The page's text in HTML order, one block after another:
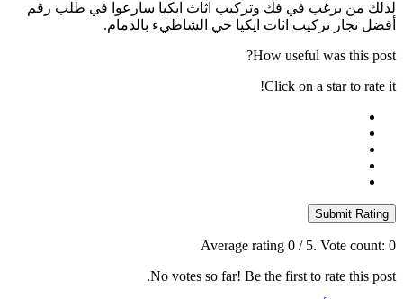
لذلك من يرغب في فك وتركيب اثاث ايكيا سارعوا في طلب رقم
أفضل نجار تركيب اثاث ايكيا حي الشاطيء بالدمام.
How useful was this post?
Click on a star to rate it!
Submit Rating
Average rating 0 / 5. Vote count: 0
No votes so far! Be the first to rate this post.